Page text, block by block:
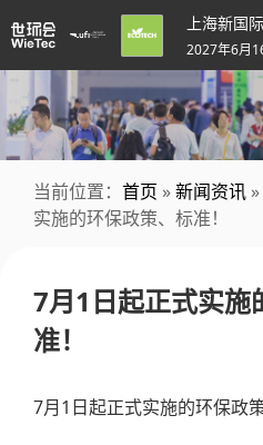
上海新国
2027年6月
当前位置： 首页 »新闻资讯 »
实施的环保政策、标准！
7月1日起正式实施
准！
7月1日起正式实施的环保政